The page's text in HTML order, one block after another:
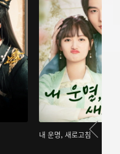
내 운명, 새로고침